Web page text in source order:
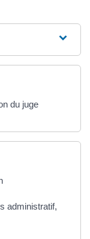
du juge
administratif,